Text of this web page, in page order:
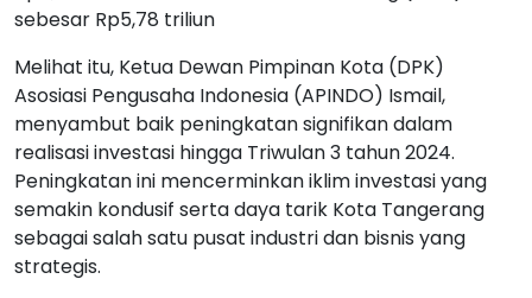
sebesar Rp5,78 triliun
Melihat itu, Ketua Dewan Pimpinan Kota (DPK)
Asosiasi Pengusaha Indonesia (APINDO) Ismail,
menyambut baik peningkatan signifikan dalam
realisasi investasi hingga Triwulan 3 tahun 2024.
Peningkatan ini mencerminkan iklim investasi yang
semakin kondusif serta daya tarik Kota Tangerang
sebagai salah satu pusat industri dan bisnis yang
strategis.